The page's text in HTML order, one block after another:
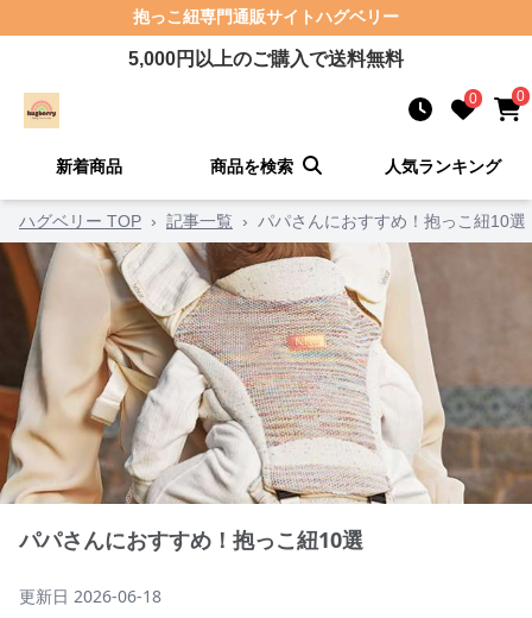
抱っこ紐専門通販サイトハグベリー
5,000円以上のご購入で送料無料
0 0
新着商品 商品を検索 人気ランキング
ハグベリー TOP › 記事一覧 › パパさんにおすすめ！抱っこ紐10選
パパさんにおすすめ！抱っこ紐10選
更新日 2026-06-18